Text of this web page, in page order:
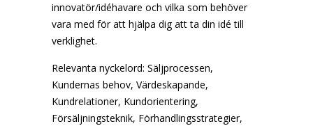
innovatör/idéhavare och vilka som behöver
vara med för att hjälpa dig att ta din idé till
verklighet.
Relevanta nyckelord: Säljprocessen,
Kundernas behov, Värdeskapande,
Kundrelationer, Kundorientering,
Försäljningsteknik, Förhandlingsstrategier,